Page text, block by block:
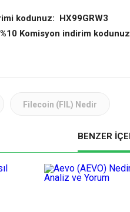
kodunuz: HX99GRW3
Komisyon indirim
Filecoin (FIL) Nedir
BENZER